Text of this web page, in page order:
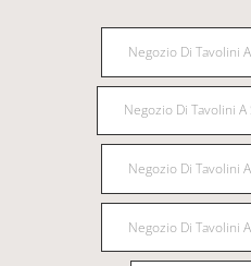
Negozio Di Tavolini
Negozio Di Tavolini
Negozio Di Tavolini
Negozio Di Tavolini